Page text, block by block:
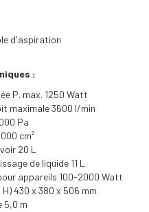
d'aspiration
:
P. max. 1250 Watt
maximale 3600 l/min
Pa
cm²
20 L
de liquide 11 L
appareils 100-2000 Watt
H) 430 x 380 x 506 mm
5,0 m